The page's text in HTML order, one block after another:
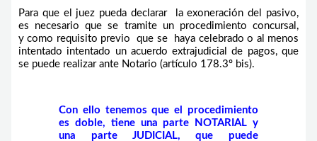
Para que el juez pueda declarar la exoneración del pasivo,
es necesario que se tramite un procedimiento concursal,
y como requisito previo que se haya celebrado o al menos
intentado intentado un acuerdo extrajudicial de pagos, que
se puede realizar ante Notario (artículo 178.3º bis).
Con ello tenemos que el procedimiento
es doble, tiene una parte NOTARIAL y
una parte JUDICIAL, que puede